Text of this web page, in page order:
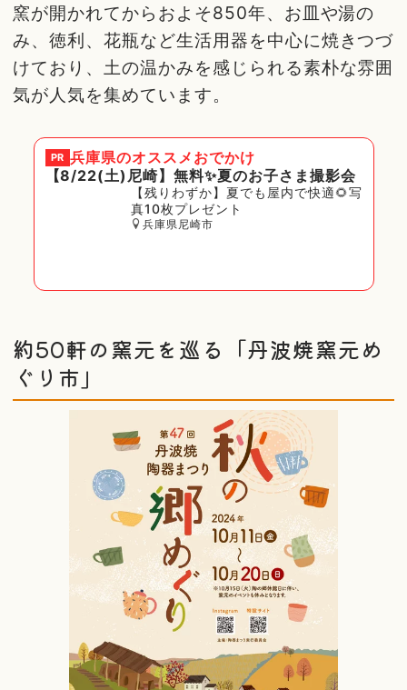
窯が開かれてからおよそ850年、お皿や湯の
み、徳利、花瓶など生活用器を中心に焼きつづ
けており、土の温かみを感じられる素朴な雰囲
気が人気を集めています。
PR 兵庫県のオススメおでかけ
【8/22(土)尼崎】無料✨夏のお子さま撮影会
【残りわずか】夏でも屋内で快適🌻写
真10枚プレゼント
兵庫県尼崎市
約50軒の窯元を巡る「丹波焼窯元め
ぐり市」